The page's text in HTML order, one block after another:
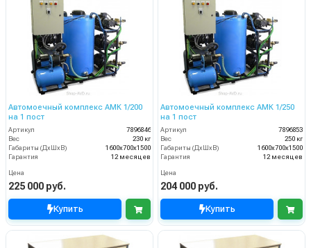
Автомоечный комплекс АМК 1/200
на 1 пост
Артикул
7896846
Вес
230 кг
Габариты (ДхШхВ)
1600х700х1500
Гарантия
12 месяцев
Цена
225 000 руб.
Купить
Автомоечный комплекс АМК 1/250
на 1 пост
Артикул
7896853
Вес
250 кг
Габариты (ДхШхВ)
1600х700х1500
Гарантия
12 месяцев
Цена
204 000 руб.
Купить